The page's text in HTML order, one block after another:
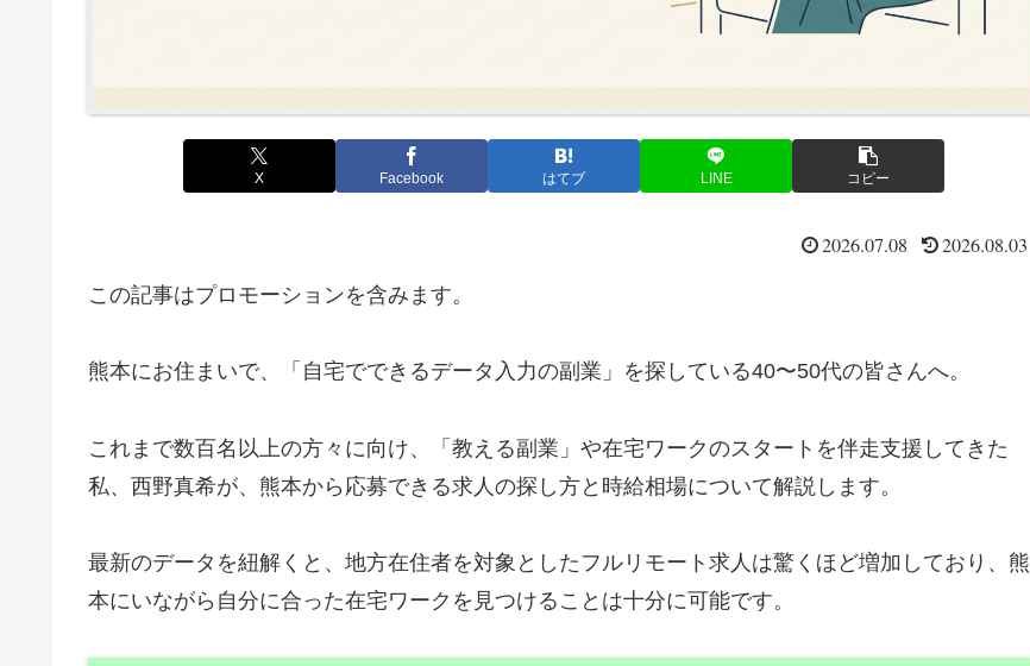
X Facebook はてブ LINE コピー
2026.07.08 2026.08.03
この記事はプロモーションを含みます。
熊本にお住まいで、「自宅でできるデータ入力の副業」を探している40〜50代の皆さんへ。
これまで数百名以上の方々に向け、「教える副業」や在宅ワークのスタートを伴走支援してきた
私、西野真希が、熊本から応募できる求人の探し方と時給相場について解説します。
最新のデータを紐解くと、地方在住者を対象としたフルリモート求人は驚くほど増加しており、熊
本にいながら自分に合った在宅ワークを見つけることは十分に可能です。